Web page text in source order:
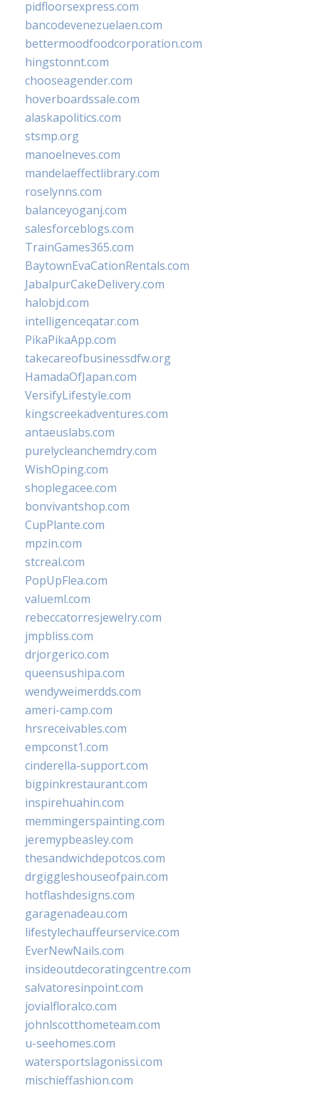
pidfloorsexpress.com
bancodevenezuelaen.com
bettermoodfoodcorporation.com
hingstonnt.com
chooseagender.com
hoverboardssale.com
alaskapolitics.com
stsmp.org
manoelneves.com
mandelaeffectlibrary.com
roselynns.com
balanceyoganj.com
salesforceblogs.com
TrainGames365.com
BaytownEvaCationRentals.com
JabalpurCakeDelivery.com
halobjd.com
intelligenceqatar.com
PikaPikaApp.com
takecareofbusinessdfw.org
HamadaOfJapan.com
VersifyLifestyle.com
kingscreekadventures.com
antaeuslabs.com
purelycleanchemdry.com
WishOping.com
shoplegacee.com
bonvivantshop.com
CupPlante.com
mpzin.com
stcreal.com
PopUpFlea.com
valueml.com
rebeccatorresjewelry.com
jmpbliss.com
drjorgerico.com
queensushipa.com
wendyweimerdds.com
ameri-camp.com
hrsreceivables.com
empconst1.com
cinderella-support.com
bigpinkrestaurant.com
inspirehuahin.com
memmingerspainting.com
jeremypbeasley.com
thesandwichdepotcos.com
drgiggleshouseofpain.com
hotflashdesigns.com
garagenadeau.com
lifestylechauffeurservice.com
EverNewNails.com
insideoutdecoratingcentre.com
salvatoresinpoint.com
jovialfloralco.com
johnlscotthometeam.com
u-seehomes.com
watersportslagonissi.com
mischieffashion.com